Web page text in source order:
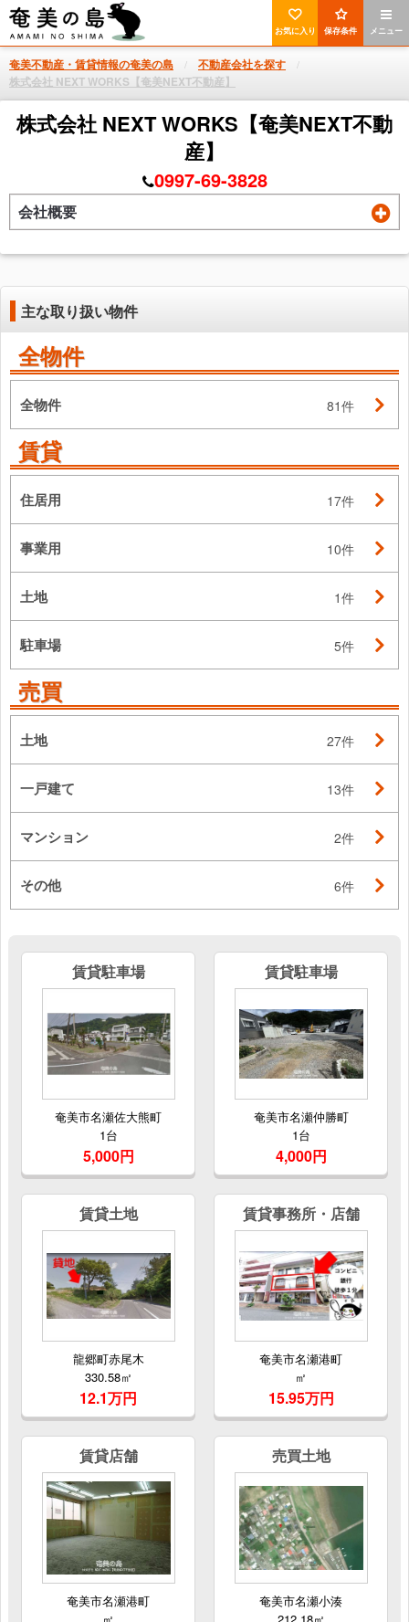
メニュー
保存条件
お気に入り
奄美不動産・賃貸情報の奄美の島
不動産会社を探す
株式会社 NEXT WORKS【奄美NEXT不動産】
株式会社 NEXT WORKS【奄美NEXT不動
産】
0997-69-3828
会社概要
主な取り扱い物件
全物件
全物件 81件
賃貸
住居用 17件
事業用 10件
土地 1件
駐車場 5件
売買
土地 27件
一戸建て 13件
マンション 2件
その他 6件
賃貸駐車場
奄美市名瀬佐大熊町
1台
5,000円
賃貸駐車場
奄美市名瀬仲勝町
1台
4,000円
賃貸土地
龍郷町赤尾木
330.58㎡
12.1万円
賃貸事務所・店舗
奄美市名瀬港町
㎡
15.95万円
賃貸店舗
奄美市名瀬港町
売買土地
奄美市名瀬小湊